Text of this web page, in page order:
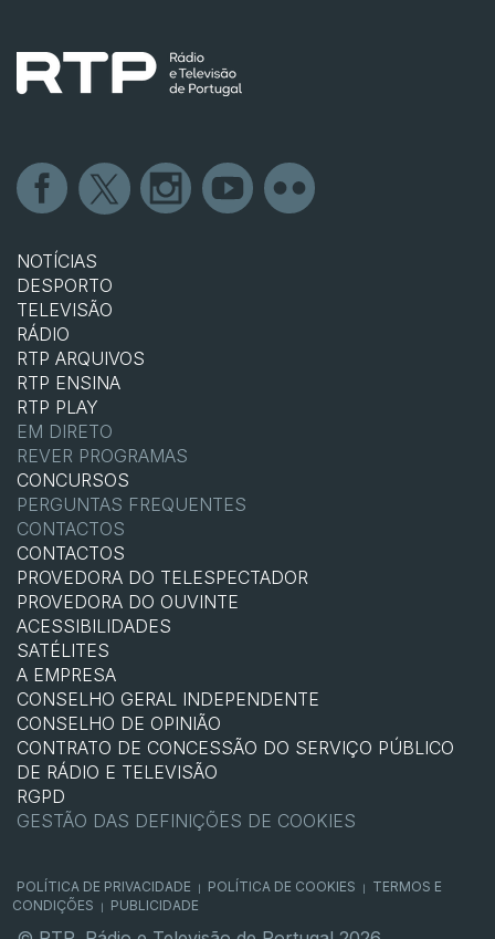
NOTÍCIAS
DESPORTO
TELEVISÃO
RÁDIO
RTP ARQUIVOS
RTP ENSINA
RTP PLAY
EM DIRETO
REVER PROGRAMAS
CONCURSOS
PERGUNTAS FREQUENTES
CONTACTOS
CONTACTOS
PROVEDORA DO TELESPECTADOR
PROVEDORA DO OUVINTE
ACESSIBILIDADES
SATÉLITES
A EMPRESA
CONSELHO GERAL INDEPENDENTE
CONSELHO DE OPINIÃO
CONTRATO DE CONCESSÃO DO SERVIÇO PÚBLICO
DE RÁDIO E TELEVISÃO
RGPD
GESTÃO DAS DEFINIÇÕES DE COOKIES
POLÍTICA DE PRIVACIDADE POLÍTICA DE COOKIES
TERMOS E
CONDIÇÕES
PUBLICIDADE